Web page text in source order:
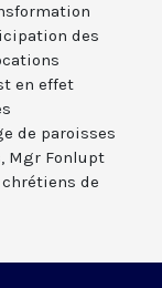
des
en effet
de paroisses
Mgr Fonlupt
de